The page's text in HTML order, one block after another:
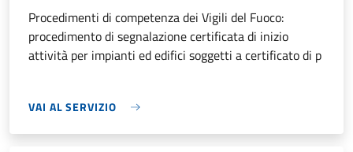
Procedimenti di competenza dei Vigili del Fuoco:
procedimento di segnalazione certificata di inizio
attività per impianti ed edifici soggetti a certificato di p
VAI AL SERVIZIO